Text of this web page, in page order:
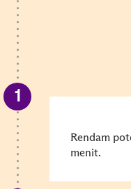
Rendam
menit.